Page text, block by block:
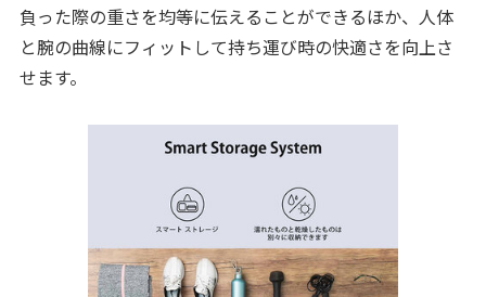
負った際の重さを均等に伝えることができるほか、人体
と腕の曲線にフィットして持ち運び時の快適さを向上さ
せます。